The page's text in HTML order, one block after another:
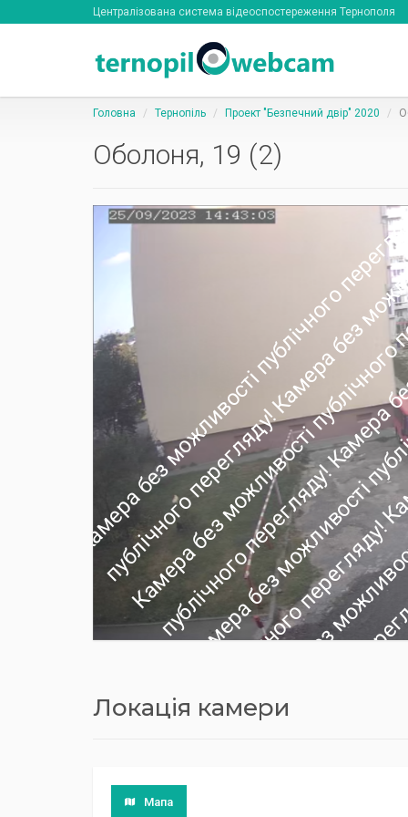
Централізована система відеоспостереження Тернополя
Головна Тернопіль Проект "Безпечний двір" 2020
Оболоня, 19 (2)
Локація камери
Мапа